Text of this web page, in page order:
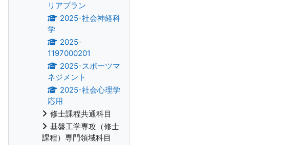
リアプラン
2025-社会神経科
学
2025-
1197000201
2025-スポーツマ
ネジメント
2025-社会心理学
応用
修士課程共通科目
基盤工学専攻（修士
課程）専門領域科目